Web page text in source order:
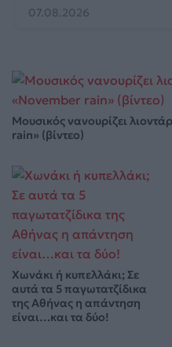
07.08.2026
Μουσικός νανουρίζει
rain» (βίντεο)
Χωνάκι ή κυπελλάκι; Σε
αυτά τα 5 παγωτατζίδικα
της Αθήνας η απάντηση
είναι…και τα δύο!